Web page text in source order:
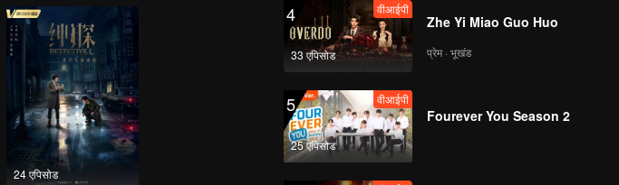
24 एपिसोड
4
33 एपिसोड
वीआईपी
Zhe Yi Miao Guo Huo
प्रेम · भूखंड
5
25 एपिसोड
वीआईपी
Fourever You Season 2